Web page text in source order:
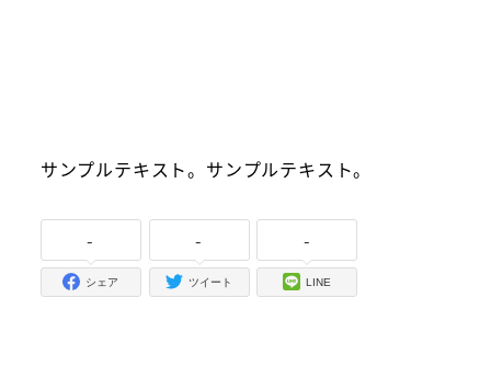
サンプルテキスト。サンプルテキスト。
-
シェア
-
ツイート
-
LINE